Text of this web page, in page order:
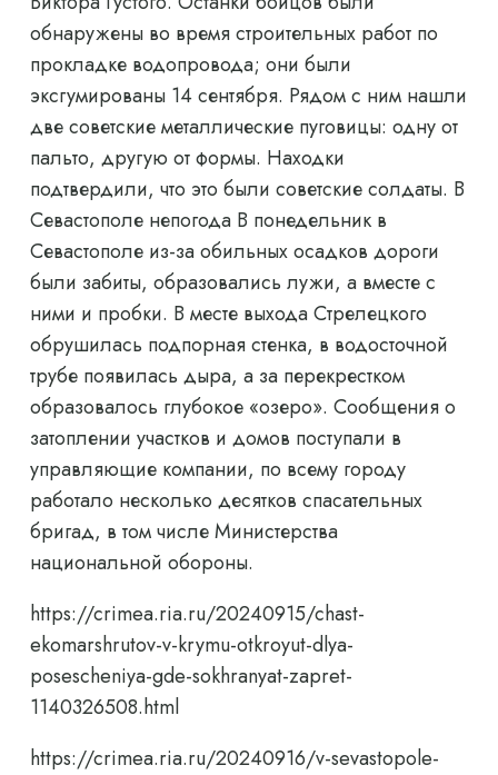
обнаружены во время строительных работ по
прокладке водопровода; они были
эксгумированы 14 сентября. Рядом с ним нашли
две советские металлические пуговицы: одну от
пальто, другую от формы. Находки
подтвердили, что это были советские солдаты. В
Севастополе непогода В понедельник в
Севастополе из-за обильных осадков дороги
были забиты, образовались лужи, а вместе с
ними и пробки. В месте выхода Стрелецкого
обрушилась подпорная стенка, в водосточной
трубе появилась дыра, а за перекрестком
образовалось глубокое «озеро». Сообщения о
затоплении участков и домов поступали в
управляющие компании, по всему городу
работало несколько десятков спасательных
бригад, в том числе Министерства
национальной обороны.
https://crimea.ria.ru/20240915/chast-
ekomarshrutov-v-krymu-otkroyut-dlya-
posescheniya-gde-sokhranyat-zapret-
1140326508.html
https://crimea.ria.ru/20240916/v-sevastopole-